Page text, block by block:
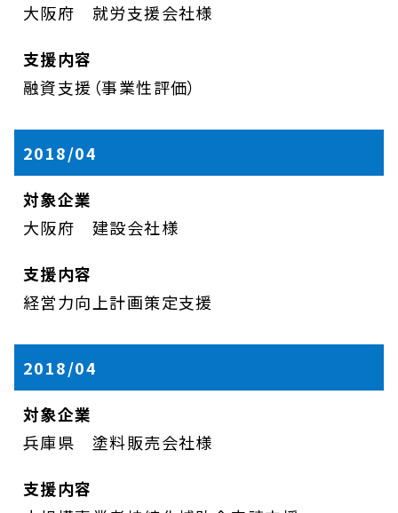
大阪府 就労支援会社様
融資支援（事業性評価）
2018/04
大阪府 建設会社様
経営力向上計画策定支援
2018/04
兵庫県 塗料販売会社様